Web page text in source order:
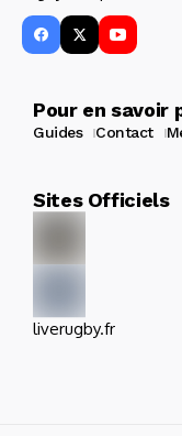
Pour en savoir
Guides Contact
Sites Officiels
liverugby.fr